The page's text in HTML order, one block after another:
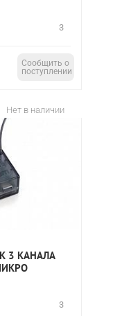
3
Сообщить о
поступлении
Нет в наличии
3 КАНАЛА
3